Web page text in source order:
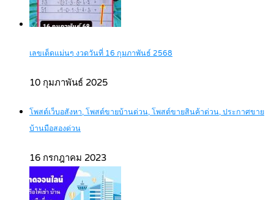
เลขเด็ดแม่นๆ งวดวันที่ 16 กุมภาพันธ์ 2568
10 กุมภาพันธ์ 2025
โพสต์เว็บอสังหา, โพสต์ขายบ้านด่วน, โพสต์ขายสินค้าด่วน, ประกาศขาย
บ้านมือสองด่วน
16 กรกฎาคม 2023